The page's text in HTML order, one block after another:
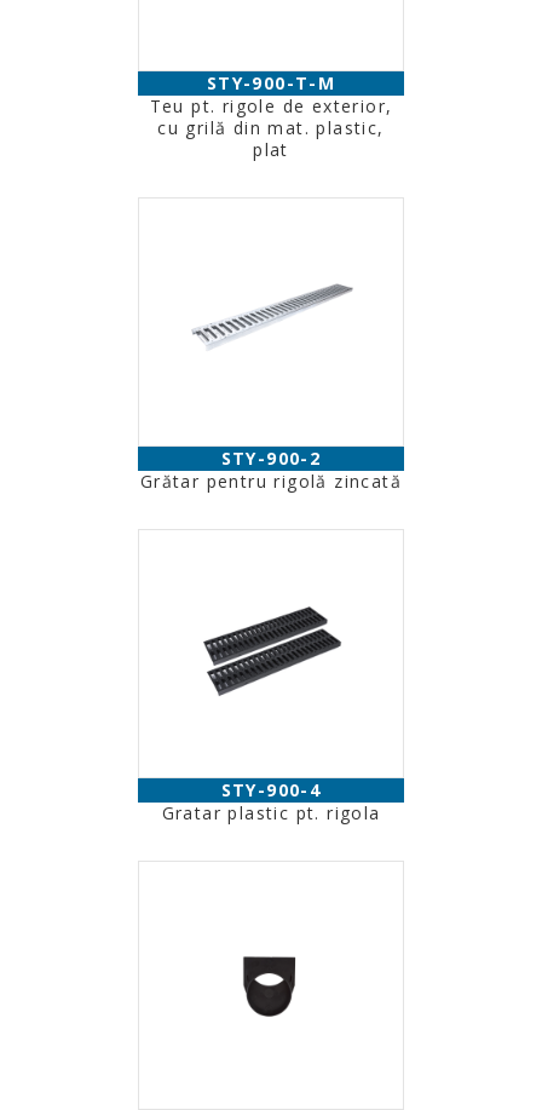
STY-900-T-M
Teu pt. rigole de exterior,
cu grilă din mat. plastic,
plat
STY-900-2
Grătar pentru rigolă zincată
STY-900-4
Gratar plastic pt. rigola